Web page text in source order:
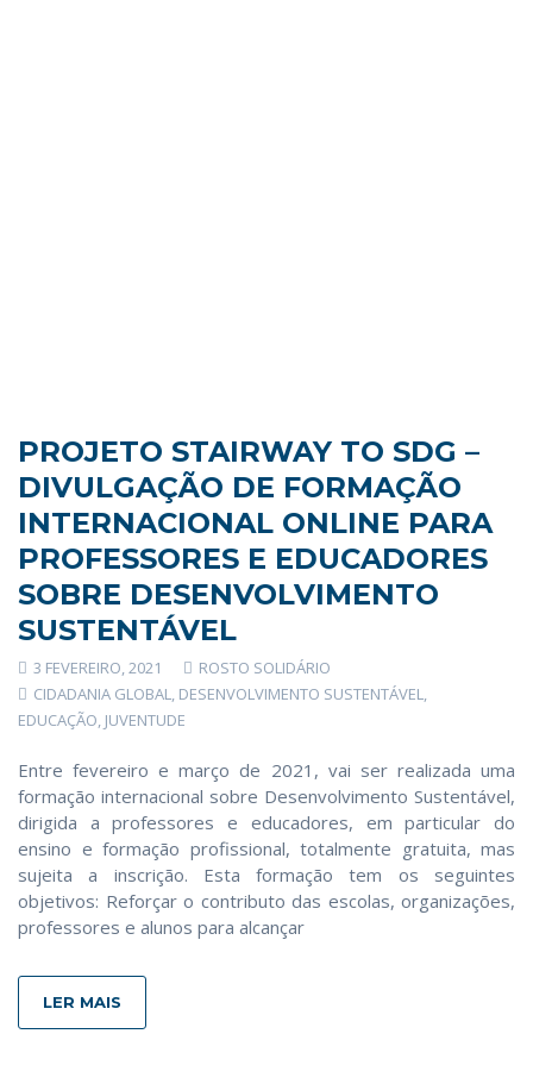
PROJETO STAIRWAY TO SDG –
DIVULGAÇÃO DE FORMAÇÃO
INTERNACIONAL ONLINE PARA
PROFESSORES E EDUCADORES
SOBRE DESENVOLVIMENTO
SUSTENTÁVEL
3 FEVEREIRO, 2021
ROSTO SOLIDÁRIO
CIDADANIA GLOBAL, DESENVOLVIMENTO SUSTENTÁVEL,
EDUCAÇÃO, JUVENTUDE
Entre fevereiro e março de 2021, vai ser realizada uma
formação internacional sobre Desenvolvimento Sustentável,
dirigida a professores e educadores, em particular do
ensino e formação profissional, totalmente gratuita, mas
sujeita a inscrição. Esta formação tem os seguintes
objetivos: Reforçar o contributo das escolas, organizações,
professores e alunos para alcançar
LER MAIS